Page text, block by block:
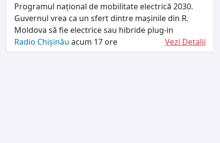
Programul național de mobilitate electrică 2030.
Guvernul vrea ca un sfert dintre mașinile din R.
Moldova să fie electrice sau hibride plug-in
Radio Chișinău acum 17 ore Vezi Detalii